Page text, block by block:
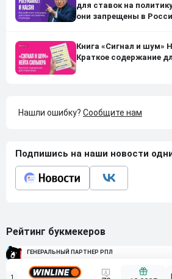
для ставок на
они запрещены в
Книга «Сигнал и шум»
Краткое содержание
Нашли ошибку? Сообщите нам
Подпишись на наши новости
Рейтинг букмекеров
ГЕНЕРАЛЬНЫЙ ПАРТНЕР РПЛ
1